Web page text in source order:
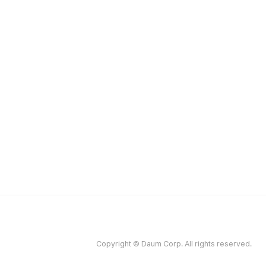
Copyright © Daum Corp. All rights reserved.